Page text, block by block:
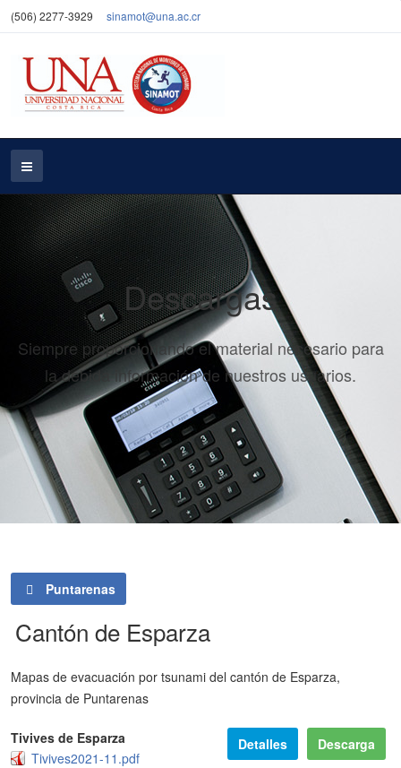
(506) 2277-3929 sinamot@una.ac.cr
Descargas
Siempre proporcionando el material necesario para
la debida información de nuestros usuarios.
Puntarenas
Cantón de Esparza
Mapas de evacuación por tsunami del cantón de Esparza,
provincia de Puntarenas
Tivives de Esparza
Tivives2021-11.pdf
Descarga
Detalles